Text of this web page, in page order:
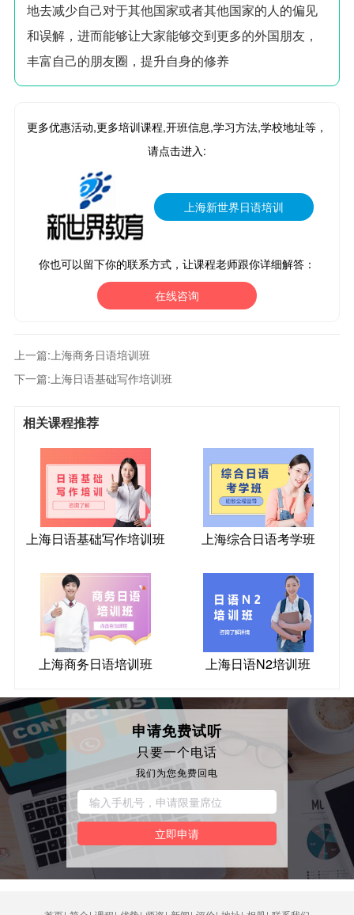
地去减少自己对于其他国家或者其他国家的人的偏见
和误解，进而能够让大家能够交到更多的外国朋友，
丰富自己的朋友圈，提升自身的修养
更多优惠活动,更多培训课程,开班信息,学习方法,学校地址等，
请点击进入:
上海新世界日语培训
你也可以留下你的联系方式，让课程老师跟你详细解答：
在线咨询
上一篇:上海商务日语培训班
下一篇:上海日语基础写作培训班
相关课程推荐
上海日语基础写作培训班 上海综合日语考学班
上海商务日语培训班 上海日语N2培训班
申请免费试听
只要一个电话
我们为您免费回电
立即申请